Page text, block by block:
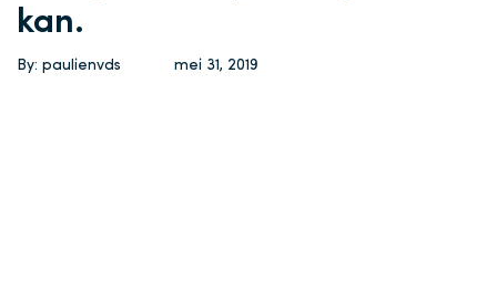
kan.
By: paulienvds mei 31, 2019